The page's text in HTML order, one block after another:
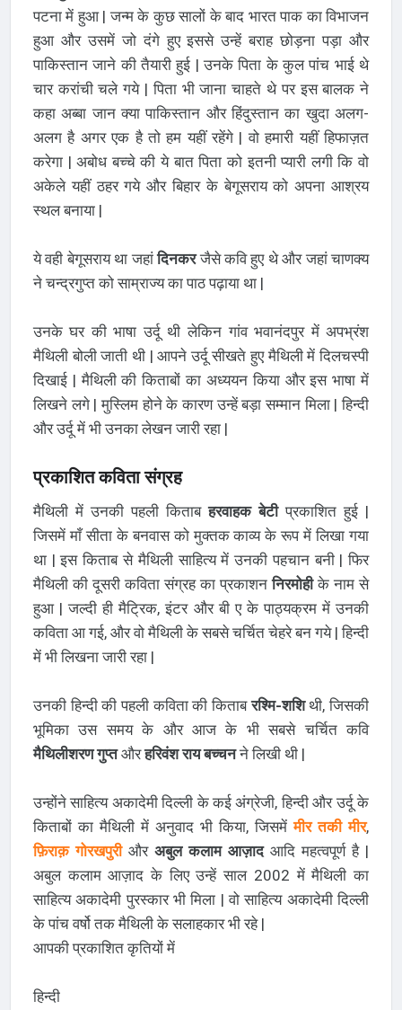
पटना में हुआ | जन्म के कुछ सालों के बाद भारत पाक का विभाजन
हुआ और उसमें जो दंगे हुए इससे उन्हें बराह छोड़ना पड़ा और
पाकिस्तान जाने की तैयारी हुई | उनके पिता के कुल पांच भाई थे
चार करांची चले गये | पिता भी जाना चाहते थे पर इस बालक ने
कहा अब्बा जान क्या पाकिस्तान और हिंदुस्तान का खुदा अलग-
अलग है अगर एक है तो हम यहीं रहेंगे | वो हमारी यहीं हिफाज़त
करेगा | अबोध बच्चे की ये बात पिता को इतनी प्यारी लगी कि वो
अकेले यहीं ठहर गये और बिहार के बेगूसराय को अपना आश्रय
स्थल बनाया |
ये वही बेगूसराय था जहांदिनकरजैसे कवि हुए थे और जहां चाणक्य
ने चन्द्रगुप्त को साम्राज्य का पाठ पढ़ाया था |
उनके घर की भाषा उर्दू थी लेकिन गांव भवानंदपुर में अपभ्रंश
मैथिली बोली जाती थी | आपने उर्दू सीखते हुए मैथिली में दिलचस्पी
दिखाई | मैथिली की किताबों का अध्ययन किया और इस भाषा में
लिखने लगे | मुस्लिम होने के कारण उन्हें बड़ा सम्मान मिला | हिन्दी
और उर्दू में भी उनका लेखन जारी रहा |
प्रकाशित कविता संग्रह
मैथिली में उनकी पहली किताबहरवाहक बेटीप्रकाशित हुई |
जिसमें माँ सीता के बनवास को मुक्तक काव्य के रूप में लिखा गया
था | इस किताब से मैथिली साहित्य में उनकी पहचान बनी | फिर
मैथिली की दूसरी कविता संग्रह का प्रकाशननिरमोहीके नाम से
हुआ | जल्दी ही मैट्रिक, इंटर और बी ए के पाठ्यक्रम में उनकी
कविता आ गई, और वो मैथिली के सबसे चर्चित चेहरे बन गये | हिन्दी
में भी लिखना जारी रहा |
उनकी हिन्दी की पहली कविता की किताबरश्मि-शशिथी, जिसकी
भूमिका उस समय के और आज के भी सबसे चर्चित कवि
मैथिलीशरण गुप्तऔरहरिवंश राय बच्चनने लिखी थी |
उन्होंने साहित्य अकादेमी दिल्ली के कई अंग्रेजी, हिन्दी और उर्दू के
किताबों का मैथिली में अनुवाद भी किया, जिसमेंमीर तकी मीर,
फ़िराक़ गोरखपुरीऔर अबुल कलाम आज़ादआदि महत्वपूर्ण है |
अबुल कलाम आज़ाद के लिए उन्हें साल 2002 में मैथिली का
साहित्य अकादेमी पुरस्कार भी मिला | वो साहित्य अकादेमी दिल्ली
के पांच वर्षो तक मैथिली के सलाहकार भी रहे |
आपकी प्रकाशित कृतियों में
हिन्दी